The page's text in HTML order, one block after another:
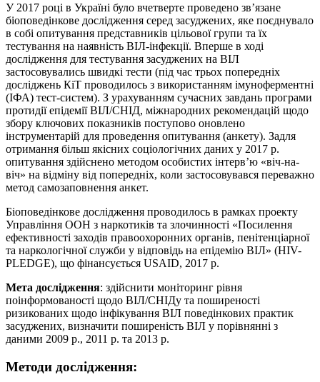
У 2017 році в Україні було вчетверте проведено зв’язане
біоповедінкове дослідження серед засуджених, яке поєднувало
в собі опитування представників цільової групи та їх
тестування на наявність ВІЛ-інфекції. Вперше в ході
дослідження для тестування засуджених на ВІЛ
застосовувались швидкі тести (під час трьох попередніх
досліджень КіТ проводилось з використанням імуноферментні
(ІФА) тест-систем). З урахуванням сучасних завдань програми
протидії епідемії ВІЛ/СНІД, міжнародних рекомендацій щодо
збору ключових показників поступово оновлено
інструментарій для проведення опитування (анкету). Задля
отримання більш якісних соціологічних даних у 2017 р.
опитування здійснено методом особистих інтерв’ю «віч-на-
віч» на відміну від попередніх, коли застосовувався переважно
метод самозаповнення анкет.
Біоповедінкове дослідження проводилось в рамках проекту
Управління ООН з наркотиків та злочинності «Посилення
ефективності заходів правоохоронних органів, пенітенціарної
та наркологічної служби у відповідь на епідемію ВІЛ» (HIV-
PLEDGE), що фінансується USAID, 2017 р.
Мета дослідження: здійснити моніторинг рівня
поінформованості щодо ВІЛ/СНІДу та поширеності
ризикованих щодо інфікування ВІЛ поведінкових практик
засуджених, визначити поширеність ВІЛ у порівнянні з
даними 2009 р., 2011 р. та 2013 р.
Методи дослідження: